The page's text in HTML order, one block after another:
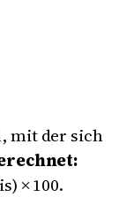
mit der sich
× 100.